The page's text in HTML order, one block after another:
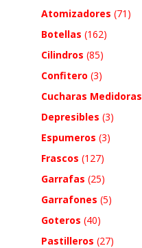
Atomizadores (71)
Botellas (162)
Cilindros (85)
Confitero (3)
Cucharas Medidoras
Depresibles (3)
Espumeros (3)
Frascos (127)
Garrafas (25)
Garrafones (5)
Goteros (40)
Pastilleros (27)